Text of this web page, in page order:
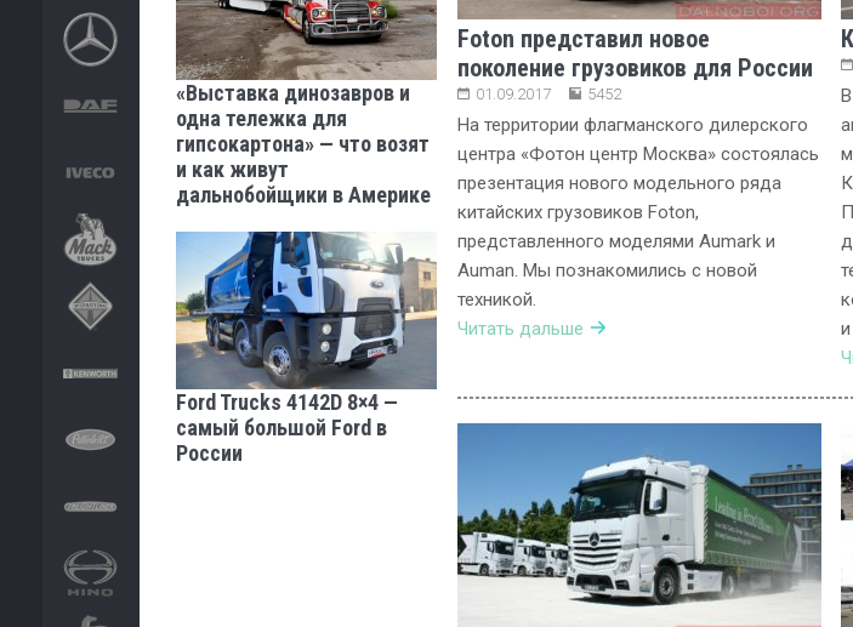
«Выставка динозавров и
одна тележка для
гипсокартона» — что возят
и как живут
дальнобойщики в Америке
Ford Trucks 4142D 8×4 —
самый большой Ford в
России
Foton представил новое
поколение грузовиков для России
01.09.2017 5452
На территории флагманского дилерского
центра «Фотон центр Москва» состоялась
презентация нового модельного ряда
китайских грузовиков Foton,
представленного моделями Aumark и
Auman. Мы познакомились с новой
техникой.
Читать дальше